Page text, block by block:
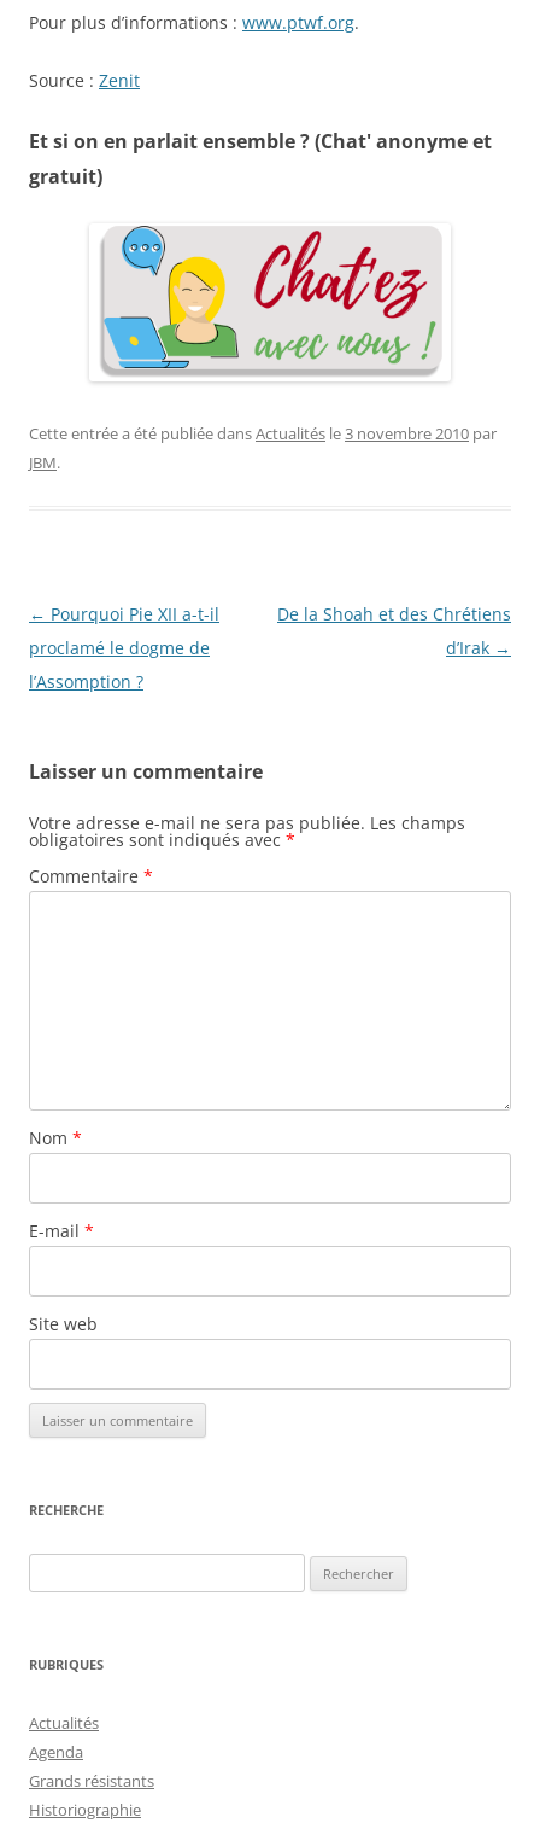
Pour plus d’informations : www.ptwf.org.
Source : Zenit
Et si on en parlait ensemble ? (Chat' anonyme et
gratuit)
Cette entrée a été publiée dansActualités le3 novembre 2010 par
JBM.
Navigation
des
articles
← Pourquoi Pie XII a-t-il
proclamé le dogme de
l’Assomption ?
De la Shoah et des Chrétiens
d’Irak →
Laisser un commentaire
Votre adresse e-mail ne sera pas publiée. Les champs
obligatoires sont indiqués avec *
Commentaire *
Nom *
E-mail *
Site web
RECHERCHE
RUBRIQUES
Actualités
Agenda
Grands résistants
Historiographie